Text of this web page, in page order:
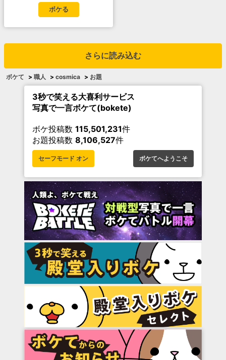
ボケる
さらに読み込む
ボケて > 職人 > cosmica > お題
3秒で笑える大喜利サービス
写真で一言ボケて(bokete)
ボケ投稿数 115,501,231件
お題投稿数 8,106,527件
セーフモード オン ボケてへようこそ